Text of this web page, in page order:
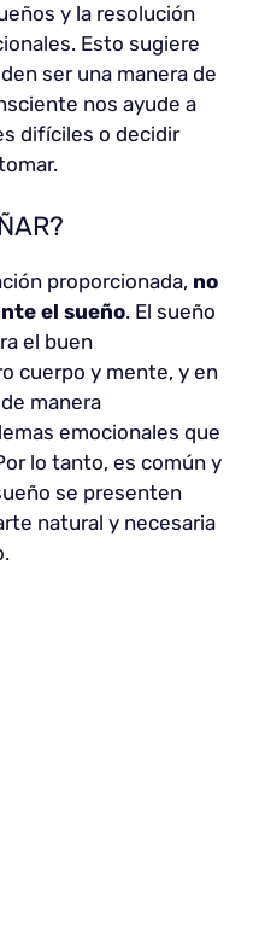
y la resolución
Esto sugiere
ser una manera de
nos ayude a
difíciles o decidir
proporcionada, no
el sueño. El sueño
el buen
cuerpo y mente, y en
manera
emocionales que
lo tanto, es común y
se presenten
natural y necesaria